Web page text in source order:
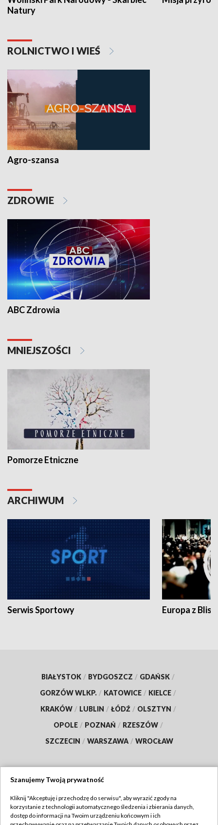
Natury
ROLNICTWO I WIEŚ
Agro-szansa
ZDROWIE
ABC Zdrowia
MNIEJSZOŚCI
Pomorze Etniczne
ARCHIWUM
Serwis Sportowy Europa z
BIAŁYSTOK / BYDGOSZCZ / GDAŃSK /
GORZÓW WLKP. / KATOWICE / KIELCE /
KRAKÓW / LUBLIN / ŁÓDŹ / OLSZTYN /
OPOLE / POZNAŃ / RZESZÓW /
SZCZECIN / WARSZAWA / WROCŁAW
TVP
Szanujemy Twoją prywatność
Kliknij "Akceptuję i przechodzę do serwisu", aby wyrazić zgody na
korzystanie z technologii automatycznego śledzenia i zbierania danych,
dostęp do informacji na Twoim urządzeniu końcowym i ich